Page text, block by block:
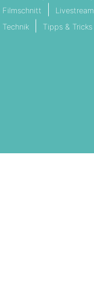
Filmschnitt
Livestream
Technik
Tipps & Tricks